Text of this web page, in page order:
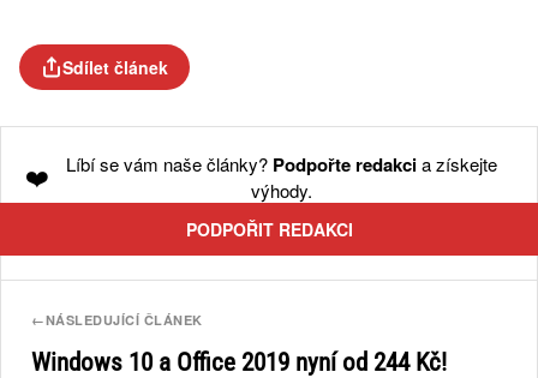
Sdílet článek
❤️ Líbí se vám naše články? Podpořte redakcia získejte
výhody.
PODPOŘIT REDAKCI
←NÁSLEDUJÍCÍ ČLÁNEK
Windows 10 a Office 2019 nyní od 244 Kč!